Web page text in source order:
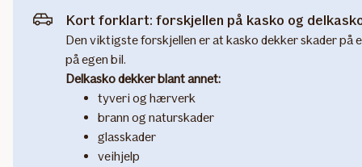
Kort forklart: forskjellen på kasko og
Den viktigste forskjellen er at kasko dekker skader på
på egen bil.
Delkasko dekker blant annet:
tyveri og hærverk
brann og naturskader
glasskader
veihjelp